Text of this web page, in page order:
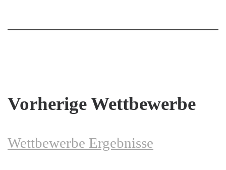
Vorherige Wettbewerbe
Wettbewerbe Ergebnisse